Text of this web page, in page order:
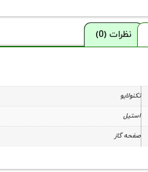
نظرات (0)
تکنولایو
استیل
صفحه گاز